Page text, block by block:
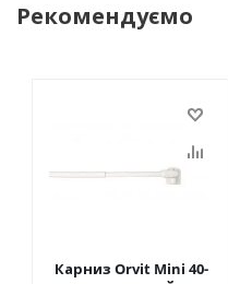
Рекомендуємо
Карниз Orvit Mini 40-